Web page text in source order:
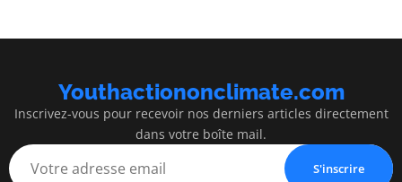
Youthactiononclimate.com
Inscrivez-vous pour recevoir nos derniers articles directement
dans votre boîte mail.
S'inscrire